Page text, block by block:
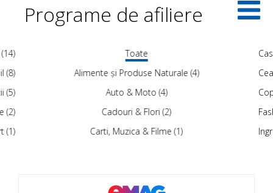
Programe de afiliere
(8)
(5)
(2)
(1)
Toate
Alimente și Produse Naturale (4)
Auto & Moto (4)
Cadouri & Flori (2)
Carti, Muzica & Filme (1)